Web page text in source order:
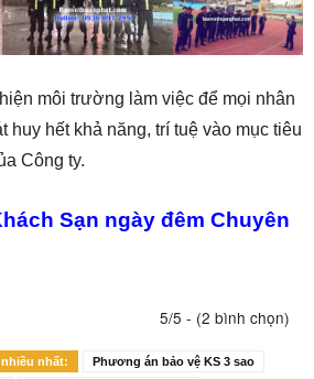
môi trường làm việc để mọi nhân
huy hết khả năng, trí tuệ vào mục tiêu
Công ty.
Sạn ngày đêm Chuyên
5/5 - (2 bình chọn)
nhất:
Phương án bảo vệ KS 3 sao